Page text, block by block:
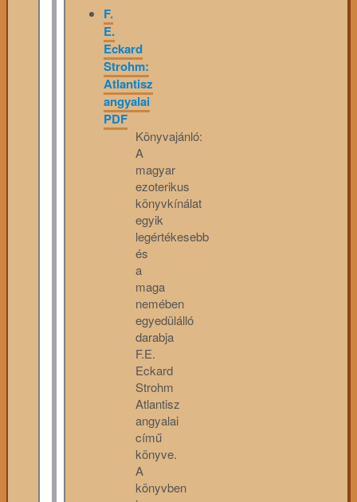
F.
E.
Eckard
Strohm:
Atlantisz
angyalai
PDF
Könyvajánló:
A
magyar
ezoterikus
könyvkínálat
egyik
legértékesebb
és
a
maga
nemében
egyedülálló
darabja
F.E.
Eckard
Strohm
Atlantisz
angyalai
című
könyve.
A
könyvben